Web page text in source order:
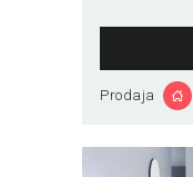
Prodaja